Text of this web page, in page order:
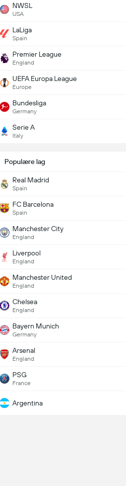
NWSL
USA
LaLiga
Spain
Premier League
England
UEFA Europa League
Europe
Bundesliga
Germany
Serie A
Italy
Populære lag
Real Madrid
Spain
FC Barcelona
Spain
Manchester City
England
Liverpool
England
Manchester United
England
Chelsea
England
Bayern Munich
Germany
Arsenal
England
PSG
France
Argentina